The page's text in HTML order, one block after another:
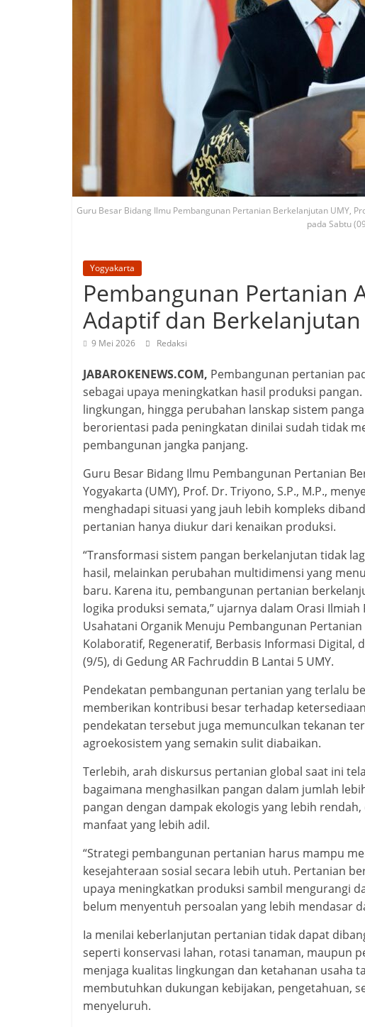
Guru Besar Bidang Ilmu Pembangunan Pertanian Berkelanjutan UMY,
pada Sabtu
Yogyakarta
Pembangunan Pertanian
Adaptif dan Berkelanjutan
9 Mei 2026 Redaksi
JABAROKENEWS.COM, Pembangunan pertanian
sebagai upaya meningkatkan hasil produksi
lingkungan, hingga perubahan lanskap sistem
berorientasi pada peningkatan dinilai sudah tidak
pembangunan jangka panjang.
Guru Besar Bidang Ilmu Pembangunan Pertanian
Yogyakarta (UMY), Prof. Dr. Triyono, S.P., M.P.,
menghadapi situasi yang jauh lebih kompleks
pertanian hanya diukur dari kenaikan produksi.
“Transformasi sistem pangan berkelanjutan tidak
hasil, melainkan perubahan multidimensi yang
baru. Karena itu, pembangunan pertanian
logika produksi semata,” ujarnya dalam Orasi
Usahatani Organik Menuju Pembangunan
Kolaboratif, Regeneratif, Berbasis Informasi Digital,
(9/5), di Gedung AR Fachruddin B Lantai 5 UMY.
Pendekatan pembangunan pertanian yang terlalu
memberikan kontribusi besar terhadap
pendekatan tersebut juga memunculkan tekanan
agroekosistem yang semakin sulit diabaikan.
Terlebih, arah diskursus pertanian global saat ini
bagaimana menghasilkan pangan dalam jumlah
pangan dengan dampak ekologis yang lebih
manfaat yang lebih adil.
“Strategi pembangunan pertanian harus mampu
kesejahteraan sosial secara lebih utuh. Pertanian
upaya meningkatkan produksi sambil mengurangi
belum menyentuh persoalan yang lebih mendasar
Ia menilai keberlanjutan pertanian tidak dapat
seperti konservasi lahan, rotasi tanaman, maupun
menjaga kualitas lingkungan dan ketahanan usaha
membutuhkan dukungan kebijakan, pengetahuan,
menyeluruh.